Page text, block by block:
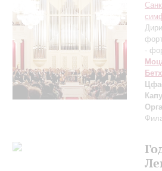
-